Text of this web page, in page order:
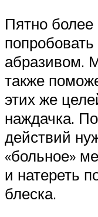
Пятно более
абразивом.
также
этих же
наждачка.
действий
«больное»
и натереть
блеска.